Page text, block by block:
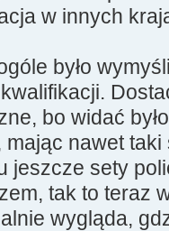
w innych
było
bo widać
mając nawet
jeszcze sety
tak to teraz
wygląda,